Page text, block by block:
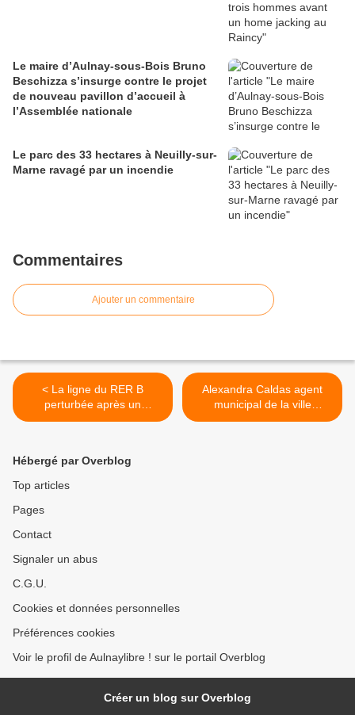
Le maire d’Aulnay-sous-Bois Bruno
Beschizza s’insurge contre le projet
de nouveau pavillon d’accueil à
l’Assemblée nationale
Le parc des 33 hectares à Neuilly-sur-
Marne ravagé par un incendie
Commentaires
Ajouter un commentaire
< La ligne du RER B
perturbée après un
accident grave de personne
Alexandra Caldas agent
municipal de la ville
d’Aulnay-sous-Bois va
Hébergé par Overblog
Top articles
Pages
Contact
Signaler un abus
C.G.U.
Cookies et données personnelles
Préférences cookies
Voir le profil de Aulnaylibre ! sur le portail Overblog
Créer un blog sur Overblog